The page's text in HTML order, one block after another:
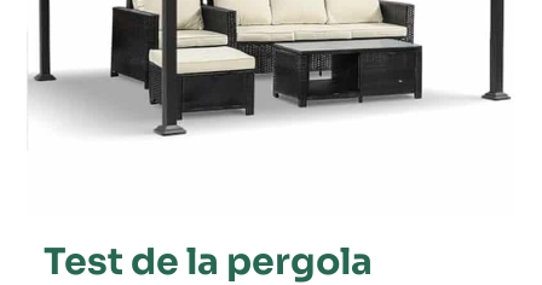
Test de la pergola
jardin